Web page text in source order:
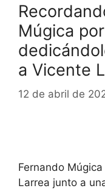
Múgica
a Vicente
12 de abril de
Fernando
Larrea junto a